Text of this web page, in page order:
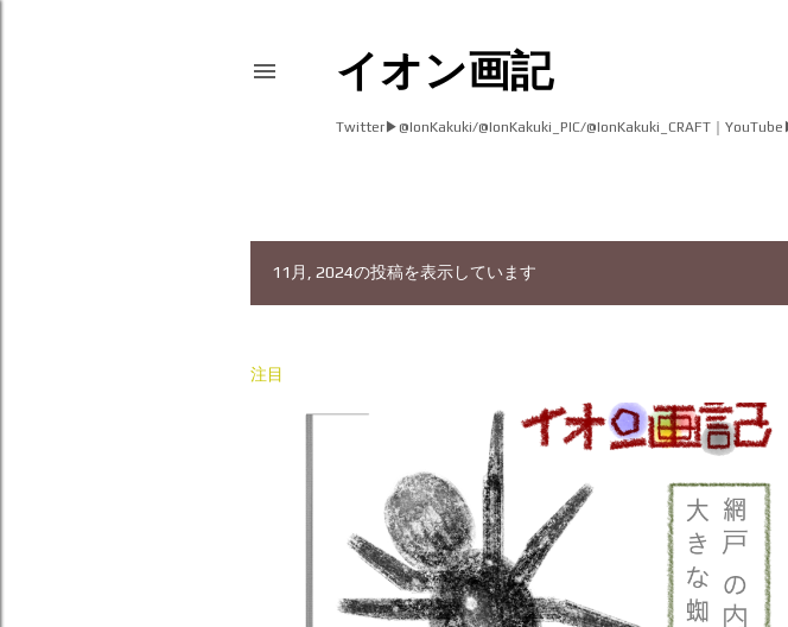
イオン画記
Twitter▶︎@IonKakuki/@IonKakuki_PIC/@IonKakuki_CRAFT｜
11月, 2024の投稿を表示しています
注目